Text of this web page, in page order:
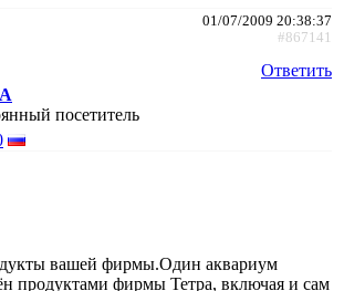
01/07/2009 20:38:37
#867141
Ответить
посетитель
вашей фирмы.Один аквариум
продуктами фирмы Тетра, включая и сам